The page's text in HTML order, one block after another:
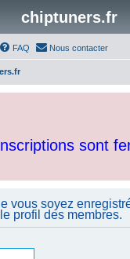
chiptuners.fr
FAQ Nous contacter
sont
vous soyez
profil des membres.